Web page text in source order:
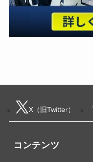
X（旧Twitter）
コンテンツ